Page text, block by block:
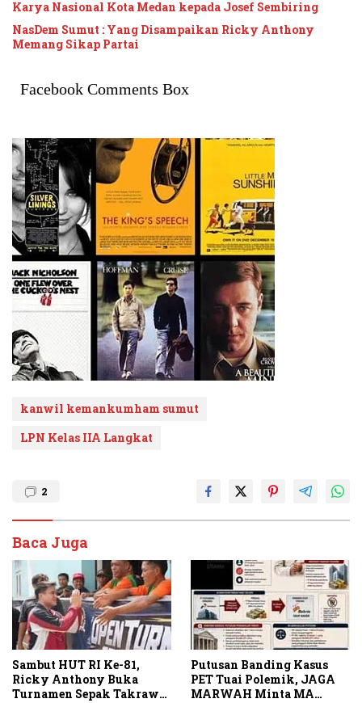
Karya Nasional Kota Medan kepada Josef Sembiring
NasDem Sumut : Yang Disampaikan Ricky Anthony
Memang Sikap Partai
Facebook Comments Box
kanwil kemankumham sumut
LPN Kelas IIA Langkat
2
Baca Juga
Sambut HUT RI Ke-81,
Ricky Anthony Buka
Turnamen Sepak Takraw
Putusan Banding Kasus
PET Tuai Polemik, JAGA
MARWAH Minta MA